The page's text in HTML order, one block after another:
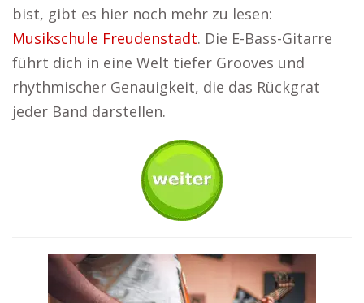
bist, gibt es hier noch mehr zu lesen:
Musikschule Freudenstadt. Die E-Bass-Gitarre
führt dich in eine Welt tiefer Grooves und
rhythmischer Genauigkeit, die das Rückgrat
jeder Band darstellen.